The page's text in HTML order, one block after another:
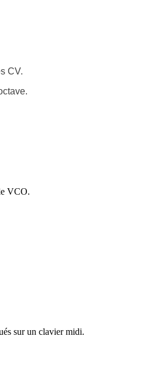
CV.
VCO.
sur un clavier midi.